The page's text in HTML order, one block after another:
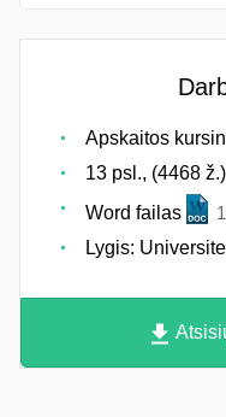
Apskaitos
13 psl., (4468 ž.)
Word failas
Lygis: